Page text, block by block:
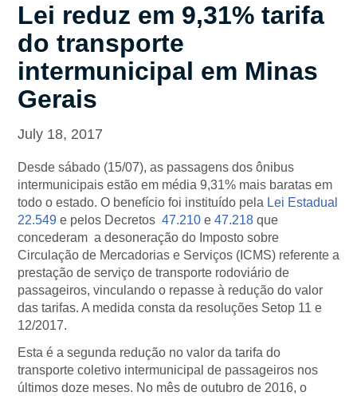
Lei reduz em 9,31% tarifa
do transporte
intermunicipal em Minas
Gerais
July 18, 2017
Desde sábado (15/07), as passagens dos ônibus
intermunicipais estão em média 9,31% mais baratas em
todo o estado. O benefício foi instituído pela Lei Estadual
22.549 e pelos Decretos 47.210 e 47.218 que
concederam a desoneração do Imposto sobre
Circulação de Mercadorias e Serviços (ICMS) referente a
prestação de serviço de transporte rodoviário de
passageiros, vinculando o repasse à redução do valor
das tarifas. A medida consta da resoluções Setop 11 e
12/2017.
Esta é a segunda redução no valor da tarifa do
transporte coletivo intermunicipal de passageiros nos
últimos doze meses. No mês de outubro de 2016, o